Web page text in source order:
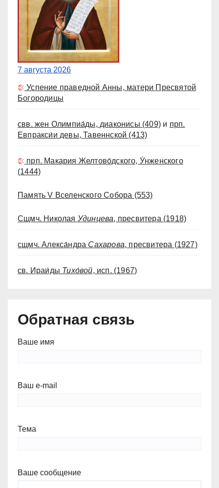
7 августа 2026
Успение праведной Анны, матери Пресвятой
Богородицы
свв. жен Олимпиа́ды, диаконисы (409) и прп.
Евпракси́и девы, Тавеннской (413)
прп. Макария Желтово́дского, У́нженского
(1444)
Память V Вселенского Собора (553)
Сщмч. Николая Удинцева, пресвитера (1918)
сщмч. Алекса́ндра Сахарова, пресвитера (1927)
св. Ираи́ды Тихо́вой, исп. (1967)
Обратная связь
Ваше имя
Ваш e-mail
Тема
Ваше сообщение